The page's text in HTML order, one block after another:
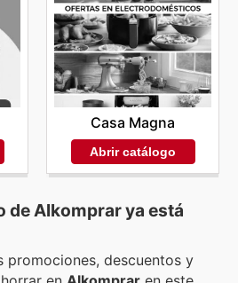
Casa Magna
Abrir catálogo
de Alkomprarya está
promociones, descuentos y